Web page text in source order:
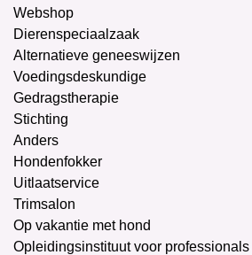
Webshop
Dierenspeciaalzaak
Alternatieve geneeswijzen
Voedingsdeskundige
Gedragstherapie
Stichting
Anders
Hondenfokker
Uitlaatservice
Trimsalon
Op vakantie met hond
Opleidingsinstituut voor professionals